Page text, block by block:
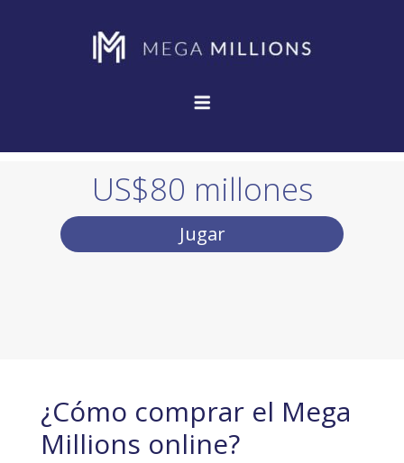
US$80 millones
Jugar
¿Cómo comprar el Mega
Millions online?